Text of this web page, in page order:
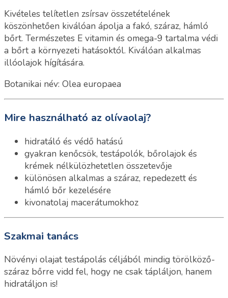
Kivételes telítetlen zsírsav összetételének
köszönhetően kiválóan ápolja a fakó, száraz, hámló
bőrt. Természetes E vitamin és omega-9 tartalma védi
a bőrt a környezeti hatásoktól. Kiválóan alkalmas
illóolajok hígítására.
Botanikai név: Olea europaea
Mire használható az olívaolaj?
hidratáló és védő hatású
gyakran kenőcsök, testápolók, bőrolajok és
krémek nélkülözhetetlen összetevője
különösen alkalmas a száraz, repedezett és
hámló bőr kezelésére
kivonatolaj macerátumokhoz
Szakmai tanács
Növényi olajat testápolás céljából mindig törölköző-
száraz bőrre vidd fel, hogy ne csak tápláljon, hanem
hidratáljon is!